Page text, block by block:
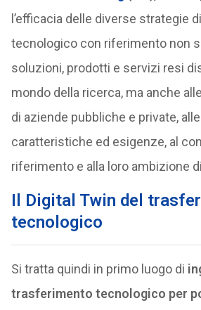
l’efficacia delle diverse strategie
tecnologico con riferimento non
soluzioni, prodotti e servizi resi
mondo della ricerca, ma anche
di aziende pubbliche e private,
caratteristiche ed esigenze, al
riferimento e alla loro ambizione
Il Digital Twin del
tecnologico
Si tratta quindi in primo luogo di
trasferimento tecnologico per